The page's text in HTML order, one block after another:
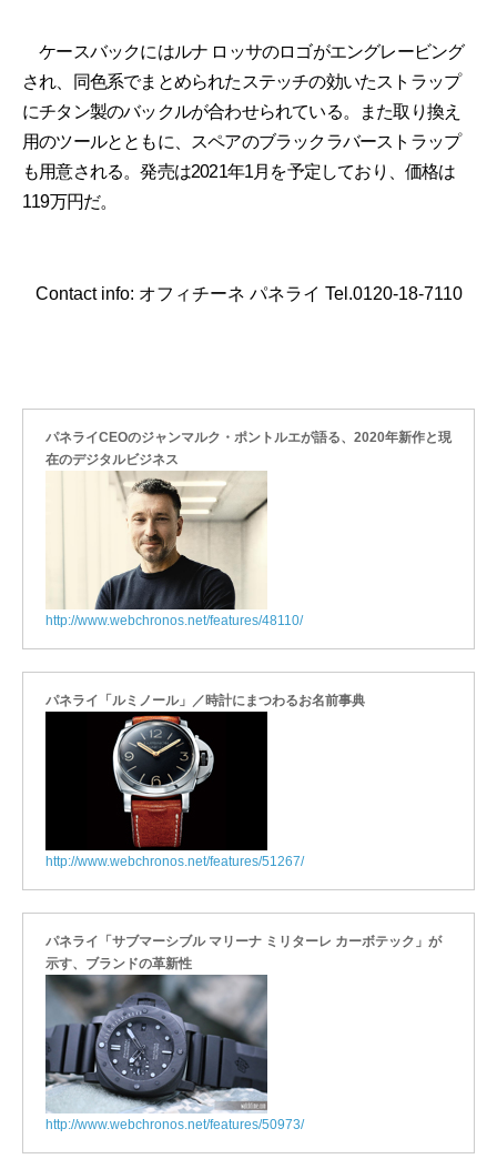
ケースバックにはルナ ロッサのロゴがエングレービング
され、同色系でまとめられたステッチの効いたストラップ
にチタン製のバックルが合わせられている。また取り換え
用のツールとともに、スペアのブラックラバーストラップ
も用意される。発売は2021年1月を予定しており、価格は
119万円だ。
Contact info: オフィチーネ パネライ Tel.0120-18-7110
パネライCEOのジャンマルク・ポントルエが語る、2020年新作と現
在のデジタルビジネス
http://www.webchronos.net/features/48110/
パネライ「ルミノール」／時計にまつわるお名前事典
http://www.webchronos.net/features/51267/
パネライ「サブマーシブル マリーナ ミリターレ カーボテック」が
示す、ブランドの革新性
http://www.webchronos.net/features/50973/